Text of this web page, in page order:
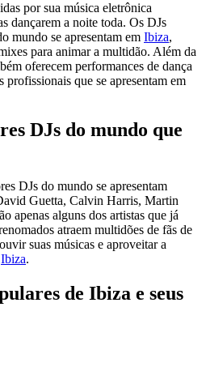
por sua música eletrônica
dançarem a noite toda. Os DJs
mundo se apresentam em Ibiza,
para animar a multidão. Além da
oferecem performances de dança
profissionais que se apresentam em
DJs do mundo que
DJs do mundo se apresentam
Guetta, Calvin Harris, Martin
apenas alguns dos artistas que já
atraem multidões de fãs de
suas músicas e aproveitar a
Ibiza.
de Ibiza e seus